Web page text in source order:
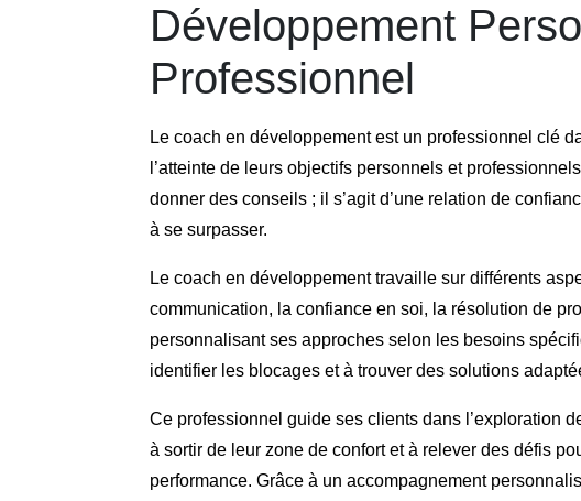
Développement
Professionnel
Le coach en développement est un professionnel clé
l’atteinte de leurs objectifs personnels et
donner des conseils ; il s’agit d’une relation de
à se surpasser.
Le coach en développement travaille sur différents
communication, la confiance en soi, la résolution de
personnalisant ses approches selon les besoins
identifier les blocages et à trouver des solutions
Ce professionnel guide ses clients dans l’exploration
à sortir de leur zone de confort et à relever des défis
performance. Grâce à un accompagnement